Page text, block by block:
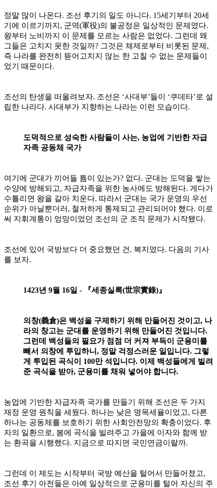
정말 많이 나온다. 조선 후기의 일도 아니다. 15세기부터 20세
기에 이르기까지, 군역(軍役)의 불공정은 일상적인 문제였다.
왕부터 노비까지 이 문제를 모르는 사람은 없었다. 그런데 왜
그들은 고치지 못한 것일까? 그것은 체제로부터 비롯된 문제,
즉 나라를 완전히 뜯어고치지 않는 한 고칠 수 없는 문제들이
었기 때문이다.
조선의 탄생을 떠올려보자. 조선은 ‘사대부’들이 ‘쿠데타’로 설
립한 나라다. 사대부가 지향하는 나라는 이런 모습이다.
도덕적으로 성숙한 사람들이 사는, 농업에 기반한 자급
자족 공동체 국가
여기에 군대가 끼어들 틈이 있는가? 없다. 군대는 도덕을 쌓는
수양에 방해되고, 자급자족을 위한 농사에도 방해된다. 게다가
수틀리면 왕을 갈아 치운다. 따라서 군대는 국가 운영의 우선
순위가 아닐뿐더러, 철저하게 통제되고 관리되어야 했다. 이로
써 지휘계통이 엉망이었던 조선의 군 조직 문제가 시작됐다.
조선에 있어 국방보다 더 중요했던 건, 복지였다. 다음의 기사
를 보자.
1423년 9월 16일 - 『세종실록(世宗實錄)』
의창(義倉)은 백성을 구제하기 위해 만들어진 것이고, 나
라의 창고는 군대를 운영하기 위해 만들어진 것입니다.
그런데 백성들의 필요가 점점 더 커져 부득이 군용미를
빼서 의창에 투입하니, 정말 걱정스러운 일입니다. 그렇
게 투입된 곡식이 100만 석입니다. 이제 백성들에게 빌려
준 곡식을 받아, 군용미를 채워 넣어야 합니다.
농업에 기반한 자급자족 국가를 만들기 위해 조선은 두 가지
재정 운영 원칙을 세웠다. 하나는 낮은 명목세율이었고, 다른
하나는 공동체를 보호하기 위한 사회안전망의 확충이었다. 후
자의 일환으로, 봄에 곡식을 빌려주고 가을에 이자와 함께 받
는 환곡을 시행했다. 지금으로 따지면 국민연금이랄까.
그런데 이 제도는 시작부터 국방 예산을 털어서 만들어졌고,
조선 후기 아전들은 아예 일상적으로 군용미를 털어 자신의 주